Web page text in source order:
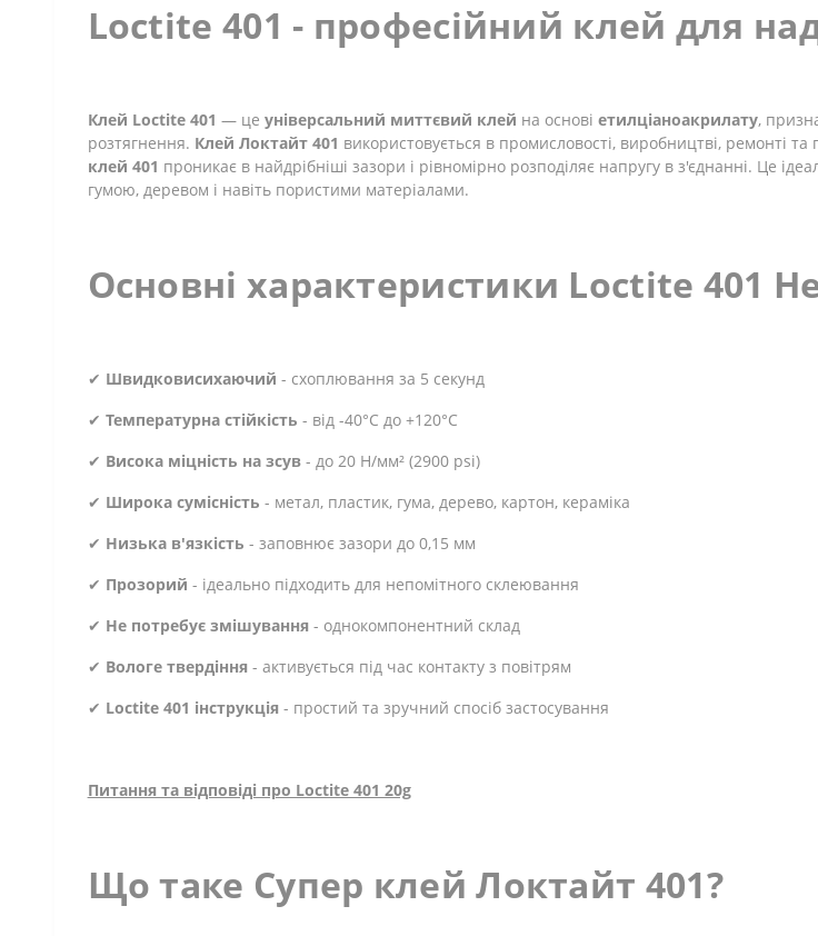
Loctite 401 - професійний клей для
Клей Loctite 401 — це універсальний миттєвий клей на основі етилціаноакрилату,
розтягнення. Клей Локтайт 401 використовується в промисловості, виробництві, ремонті
клей 401 проникає в найдрібніші зазори і рівномірно розподіляє напругу в з'єднанні. Це
гумою, деревом і навіть пористими матеріалами.
Основні характеристики Loctite 401
✔ Швидковисихаючий - схоплювання за 5 секунд
✔ Температурна стійкість - від -40°C до +120°C
✔ Висока міцність на зсув- до 20 Н/мм² (2900 psi)
✔ Широка сумісність - метал, пластик, гума, дерево, картон, кераміка
✔ Низька в'язкість - заповнює зазори до 0,15 мм
✔ Прозорий - ідеально підходить для непомітного склеювання
✔ Не потребує змішування- однокомпонентний склад
✔ Вологе твердіння- активується під час контакту з повітрям
✔ Loctite 401 інструкція- простий та зручний спосіб застосування
Питання та відповіді про Loctite 401 20g
Що таке Супер клей Локтайт 401?